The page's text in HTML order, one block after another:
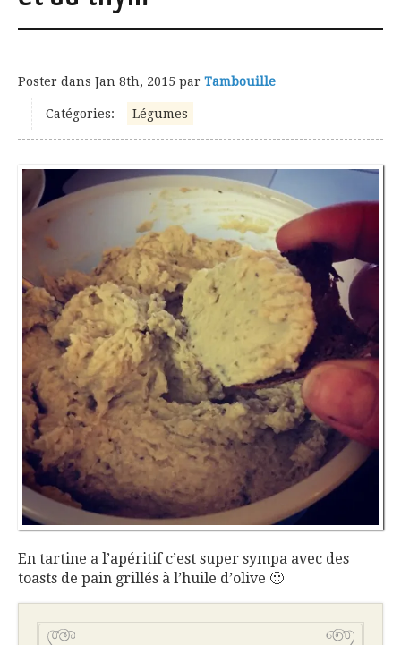
Poster dans Jan 8th, 2015 par Tambouille
Catégories: Légumes
En tartine a l’apéritif c’est super sympa avec des
toasts de pain grillés à l’huile d’olive 🙂